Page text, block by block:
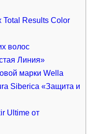
Total Results Color
волос
Линия»
марки Wella
Siberica «Защита и
Ultime от